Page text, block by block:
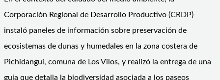
Corporación Regional de Desarrollo Productivo (CRDP)
instaló paneles de información sobre preservación de
ecosistemas de dunas y humedales en la zona costera de
Pichidangui, comuna de Los Vilos, y realizó la entrega de una
guía que detalla la biodiversidad asociada a los paseos